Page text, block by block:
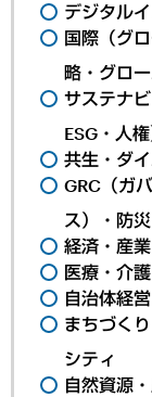
デジタル
国際（グ
略・グロ
サステナ
ESG・人権
共生・ダ
GRC（ガ
ス）・防災
経済・産
医療・介
自治体経
まちづく
シティ
自然資源